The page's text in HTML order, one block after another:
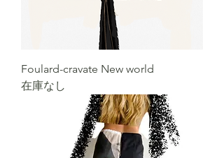
Foulard-cravate New world
在庫なし